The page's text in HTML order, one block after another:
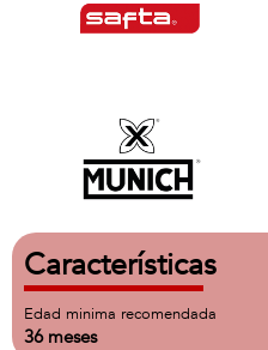
Características
Edad minima recomendada
36 meses